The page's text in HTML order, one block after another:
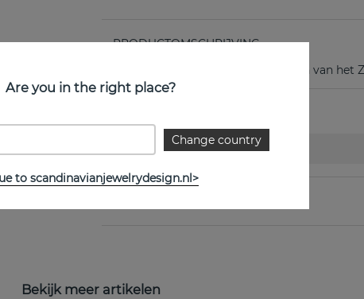
PRODUCTOMSCHRIJVING
Take No Shit is een sterling zilveren van het
Collectie:
Bekijk meer artikelen
Are you in the right place?
Change country
to scandinavianjewelrydesign.nl>